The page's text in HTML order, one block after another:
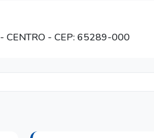
- CENTRO - CEP: 65289-000